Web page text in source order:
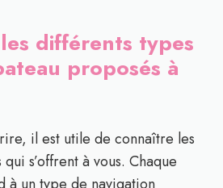
différents types
proposés à
il est utile de connaître les
s’offrent à vous. Chaque